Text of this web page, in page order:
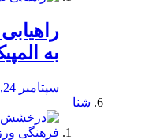
به
سپتامبر 24, 2019
شنا